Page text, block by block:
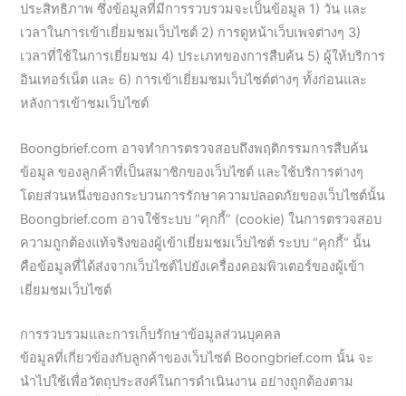
ประสิทธิภาพ ซึ่งข้อมูลที่มีการรวบรวมจะเป็นข้อมูล 1) วัน และ
เวลาในการเข้าเยี่ยมชมเว็บไซต์ 2) การดูหน้าเว็บเพจต่างๆ 3)
เวลาที่ใช้ในการเยี่ยมชม 4) ประเภทของการสืบค้น 5) ผู้ให้บริการ
อินเทอร์เน็ต และ 6) การเข้าเยี่ยมชมเว็บไซต์ต่างๆ ทั้งก่อนและ
หลังการเข้าชมเว็บไซต์
Boongbrief.com อาจทำการตรวจสอบถึงพฤติกรรมการสืบค้น
ข้อมูล ของลูกค้าที่เป็นสมาชิกของเว็บไซต์ และใช้บริการต่างๆ
โดยส่วนหนึ่งของกระบวนการรักษาความปลอดภัยของเว็บไซต์นั้น
Boongbrief.com อาจใช้ระบบ “คุกกี้” (cookie) ในการตรวจสอบ
ความถูกต้องแท้จริงของผู้เข้าเยี่ยมชมเว็บไซต์ ระบบ “คุกกี้” นั้น
คือข้อมูลที่ได้ส่งจากเว็บไซต์ไปยังเครื่องคอมพิวเตอร์ของผู้เข้า
เยี่ยมชมเว็บไซต์
การรวบรวมและการเก็บรักษาข้อมูลส่วนบุคคล
ข้อมูลที่เกี่ยวข้องกับลูกค้าของเว็บไซต์ Boongbrief.com นั้น จะ
นำไปใช้เพื่อวัตถุประสงค์ในการดำเนินงาน อย่างถูกต้องตาม